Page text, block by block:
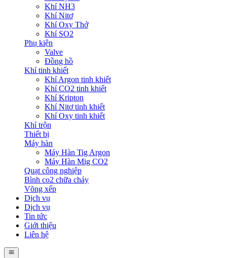
Khí NH3
Khí Nitơ
Khí Oxy Thở
Khí SO2
Phụ kiện
Valve
Đồng hồ
Khí tinh khiết
Khí Argon tinh khiết
Khí CO2 tinh khiết
Khí Kripton
Khí Nitơ tinh khiết
Khí Oxy tinh khiết
Khí trộn
Thiết bị
Máy hàn
Máy Hàn Tig Argon
Máy Hàn Mig CO2
Quạt công nghiệp
Bình co2 chữa cháy
Võng xếp
Dịch vụ
Dịch vụ
Tin tức
Giới thiệu
Liên hệ